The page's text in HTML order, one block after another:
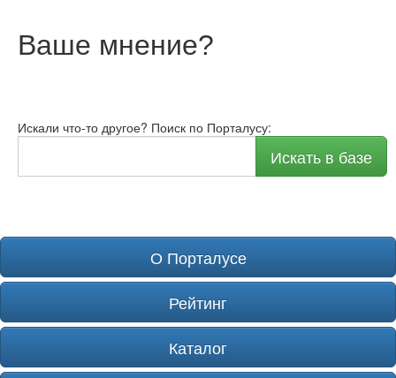
Ваше мнение?
Искали что-то другое? Поиск по Порталусу:
Искать в базе
О Порталусе
Рейтинг
Каталог